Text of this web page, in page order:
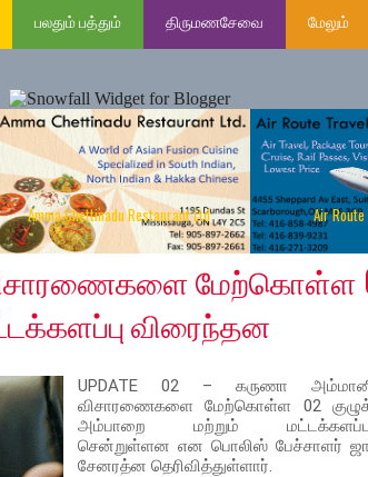
பலதும் பத்தும் திருமணசேவை மேலும்
Amma Chettinadu Restaurant Ltd Air
மேற்கொள்ள
விரைந்தன
UPDATE 02 – கருணா
விசாரணைகளை மேற்கொள்ள 02
அம்பாறை மற்றும்
சென்றுள்ளன என பொலிஸ் பேச்சாளர்
சேனரத்ன தெரிவித்துள்ளார்.